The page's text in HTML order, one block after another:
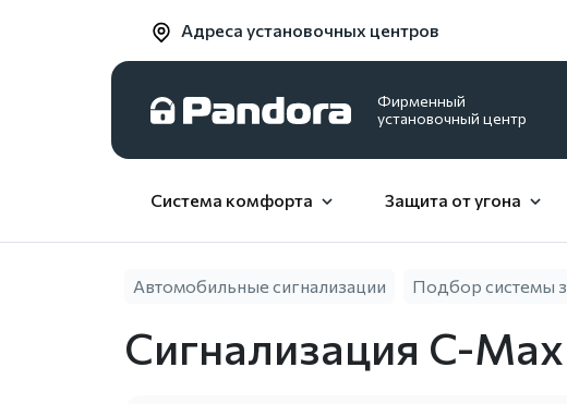
Адреса установочных центров
Фирменный
установочный центр
Система комфорта Защита от угона
Автомобильные сигнализации Подбор системы
Сигнализация C-Max